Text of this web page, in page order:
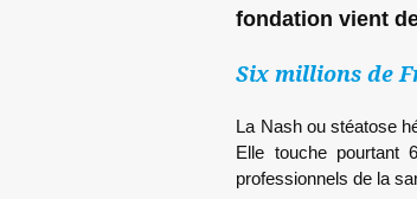
fondation vient
Six millions de
La Nash ou stéatose
Elle touche pourtant
professionnels de la